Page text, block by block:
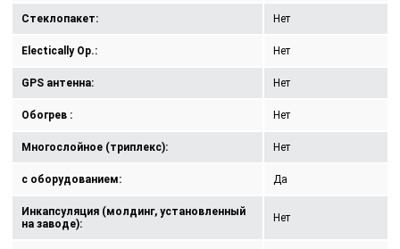
Стеклопакет: Нет
Electically Op.: Нет
GPS антенна: Нет
Обогрев : Нет
Многослойное (триплекс): Нет
с оборудованием: Да
Инкапсуляция (молдинг, установленный
на заводе):
Нет